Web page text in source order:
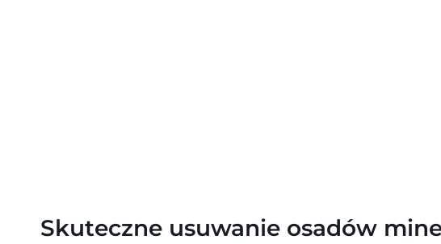
Skuteczne usuwanie osadów